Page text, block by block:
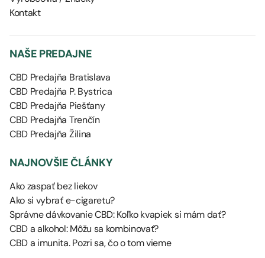
Kontakt
NAŠE PREDAJNE
CBD Predajňa Bratislava
CBD Predajňa P. Bystrica
CBD Predajňa Piešťany
CBD Predajňa Trenčín
CBD Predajňa Žilina
NAJNOVŠIE ČLÁNKY
Ako zaspať bez liekov
Ako si vybrať e-cigaretu?
Správne dávkovanie CBD: Koľko kvapiek si mám dať?
CBD a alkohol: Môžu sa kombinovať?
CBD a imunita. Pozri sa, čo o tom vieme